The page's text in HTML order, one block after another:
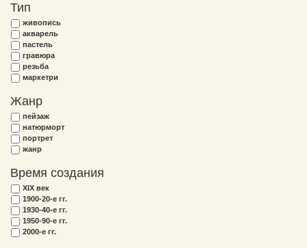
Тип
живопись
акварель
пастель
гравюра
резьба
маркетри
Жанр
пейзаж
натюрморт
портрет
жанр
Время создания
XIX век
1900-20-е гг.
1930-40-е гг.
1950-90-е гг.
2000-е гг.